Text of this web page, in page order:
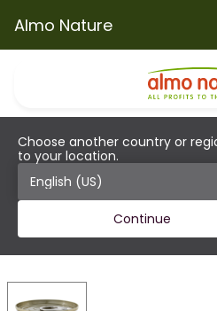
Almo Nature
Choose another country or
to your location.
Continue